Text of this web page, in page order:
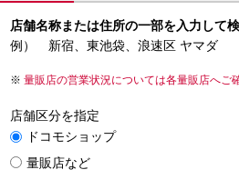
店舗名称または住所の一部を入力して
例） 新宿、東池袋、浪速区 ヤマダ
量販店の営業状況については各量販店へご
店舗区分を指定
ドコモショップ
量販店など